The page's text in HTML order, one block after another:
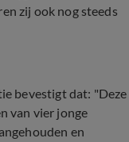
zij ook nog steeds
bevestigt dat: "Deze
van vier jonge
en